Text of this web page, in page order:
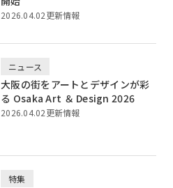
2026.04.02更新情報
ニュース
大阪の街をアートとデザインが彩
る Osaka Art ＆ Design 2026
2026.04.02更新情報
特集